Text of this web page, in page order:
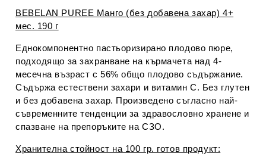
BEBELAN PUREE Манго (без добавена захар) 4+
мес. 190 г
Еднокомпонентно пастьоризирано плодово пюре,
подходящо за захранване на кърмачета над 4-
месечна възраст с 56% общо плодово съдържание.
Съдържа естествени захари и витамин С. Без глутен
и без добавена захар. Произведено съгласно най-
съвременните тенденции за здравословно хранене и
спазване на препоръките на СЗО.
Хранителна стойност на 100 гр. готов продукт: